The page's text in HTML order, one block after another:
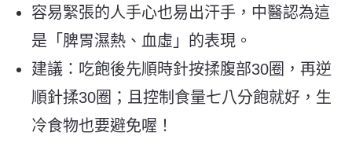
容易緊張的人手心也易出汗手，中醫認為這
是「脾胃濕熱、血虛」的表現。
建議：吃飽後先順時針按揉腹部30圈，再逆
順針揉30圈；且控制食量七八分飽就好，生
冷食物也要避免喔！